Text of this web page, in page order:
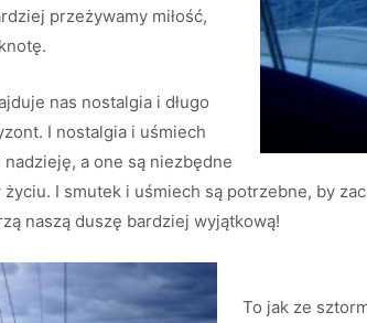
przeżywamy miłość,
nas nostalgia i długo
I nostalgia i uśmiech
a one są niezbędne
I smutek i uśmiech są potrzebne, by
naszą duszę bardziej wyjątkową!
To jak ze